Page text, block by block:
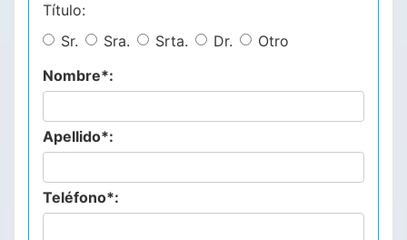
Título:
Sr.
Sra. Srta. Dr.
Otro
Nombre*:
Apellido*:
Teléfono*: